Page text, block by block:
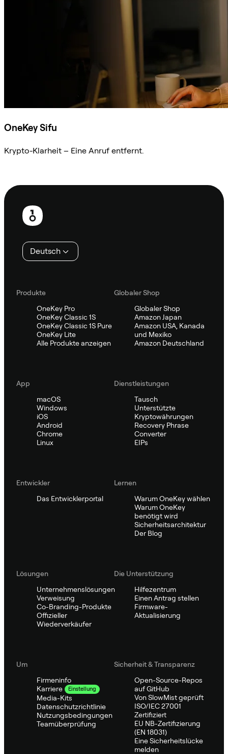
OneKey Sifu
Krypto-Klarheit – Eine Anruf entfernt.
Fußzeile
Deutsch
Produkte
OneKey Pro
OneKey Classic 1S
OneKey Classic 1S Pure
OneKey Lite
Alle Produkte anzeigen
Globaler Shop
Globaler Shop
Amazon Japan
Amazon USA, Kanada
und Mexiko
Amazon Deutschland
App
macOS
Windows
iOS
Android
Chrome
Linux
Dienstleistungen
Tausch
Unterstützte
Kryptowährungen
Recovery Phrase
Converter
EIPs
Entwickler
Das Entwicklerportal
Lernen
Warum OneKey wählen
Warum OneKey
benötigt wird
Sicherheitsarchitektur
Der Blog
Lösungen
Unternehmenslösungen
Verweisung
Co-Branding-Produkte
Offizieller
Wiederverkäufer
Die Unterstützung
Hilfezentrum
Einen Antrag stellen
Firmware-
Aktualisierung
Um
Firmeninfo
Karriere
Einstellung
Media-Kits
Datenschutzrichtlinie
Nutzungsbedingungen
Teamüberprüfung
Sicherheit & Transparenz
Open-Source-Repos
auf GitHub
Von SlowMist geprüft
ISO/IEC 27001
Zertifiziert
EU NB-Zertifizierung
(EN 18031)
Eine Sicherheitslücke
melden